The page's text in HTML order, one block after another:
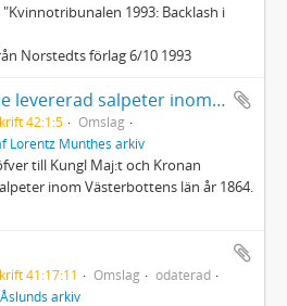
1993: Backlash i
Norstedts förlag 6/10 1993
Angående levererad salpeter inom Västerbottens län år 1864
42:1:5
Omslag
Lorentz Munthes arkiv
till Kungl Maj:t och Kronan
inom Västerbottens län år 1864.
41:17:11 Omslag
odaterad
arkiv